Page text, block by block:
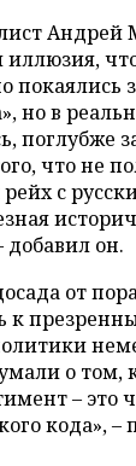
Андрей
иллюзия,
покаялись
но в
поглубже
что не
с
добавил он.
от
к
о том,
– это
кода», –